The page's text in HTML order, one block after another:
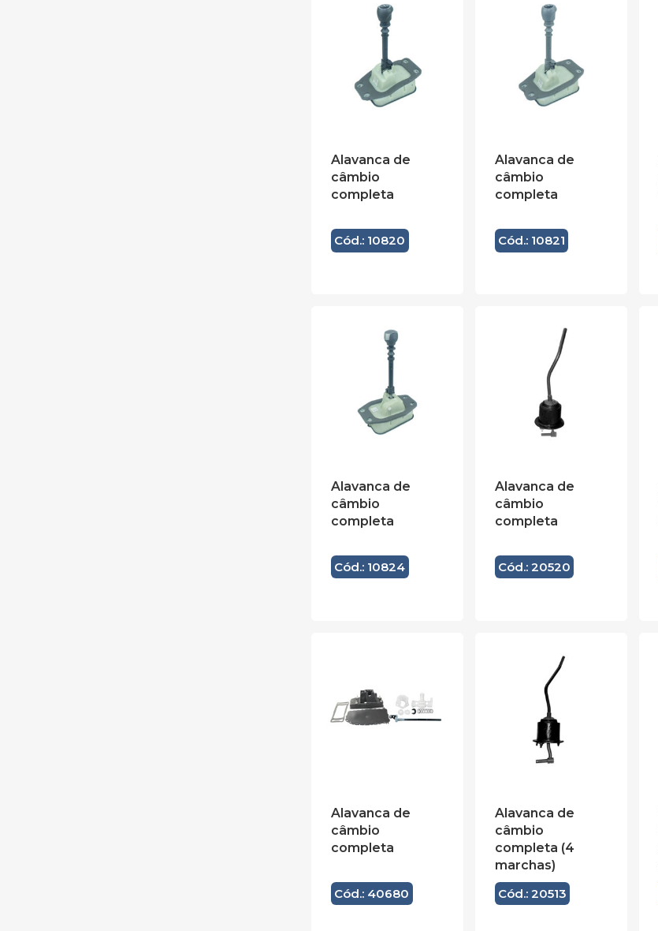
Alavanca de
câmbio
completa
Cód.: 10820
Alavanca de
câmbio
completa
Cód.: 10821
Alavanca de
câmbio
completa
Cód.: 10824
Alavanca de
câmbio
completa
Cód.: 20520
Alavanca de
câmbio
completa
Cód.: 40680
Alavanca de
câmbio
completa (4
marchas)
Cód.: 20513